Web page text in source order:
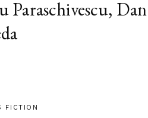
Paraschivescu, Dan
FICTION